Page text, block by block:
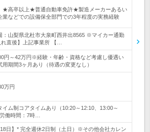
★高卒以上★普通自動車免許★製造メーカーあるい
業などでの設備保全部門での3年程度の実務経験
：山梨県北杜市大泉町西井出8565 ※マイカー通勤
直後】上記事業所 【…
円～42万円※経験・年齢・資格など考慮し優遇い
期間3ヶ月あり（待遇の変更なし）
万円
イム制コアタイムあり（10:20～12:10、13:00～
働時間：7時…
日】* 完全週休2日制（土日）※その他会社カレン